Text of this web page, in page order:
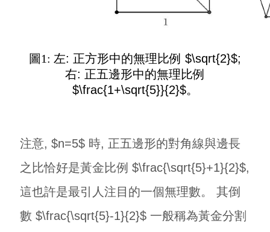
圖1: 左: 正方形中的無理比例 $\sqrt{2}$;
右: 正五邊形中的無理比例
$\frac{1+\sqrt{5}}{2}$。
注意, $n=5$ 時, 正五邊形的對角線與邊長
之比恰好是黃金比例 $\frac{\sqrt{5}+1}{2}$,
這也許是最引人注目的一個無理數。 其倒
數 $\frac{\sqrt{5}-1}{2}$ 一般稱為黃金分割